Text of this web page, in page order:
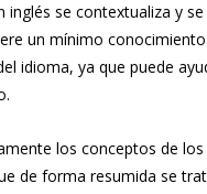
inglés se contextualiza y
un mínimo
idioma, ya que puede
los conceptos de
de forma resumida se